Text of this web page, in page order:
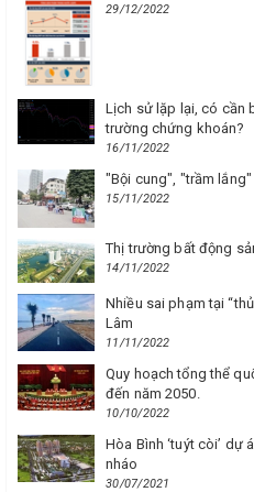
29/12/2022
Lịch sử lặp lại, có cần
trường chứng khoán?
16/11/2022
"Bội cung", "trầm
15/11/2022
Thị trường bất động
14/11/2022
Nhiều sai phạm tại
Lâm
11/11/2022
Quy hoạch tổng thể
đến năm 2050.
10/10/2022
Hòa Bình ‘tuýt còi’ dự
nháo
30/07/2021